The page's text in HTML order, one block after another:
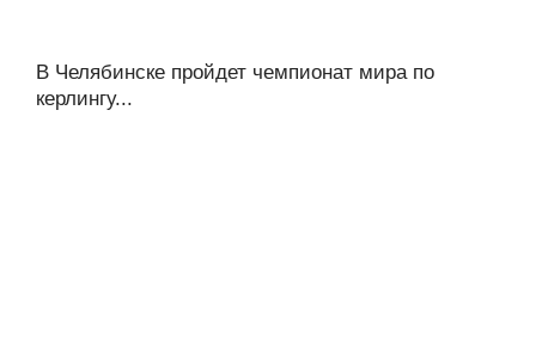
В Челябинске пройдет чемпионат мира по
керлингу...